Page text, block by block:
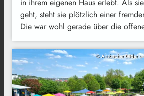
in ihrem eigenen Haus erlebt. Als
geht, steht sie plötzlich einer
Die war wohl gerade über die
© Ansbacher Bäder